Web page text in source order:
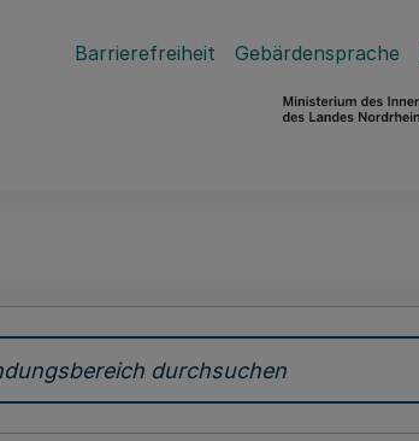
Barrierefreiheit Gebärdensprache
durchsuchen